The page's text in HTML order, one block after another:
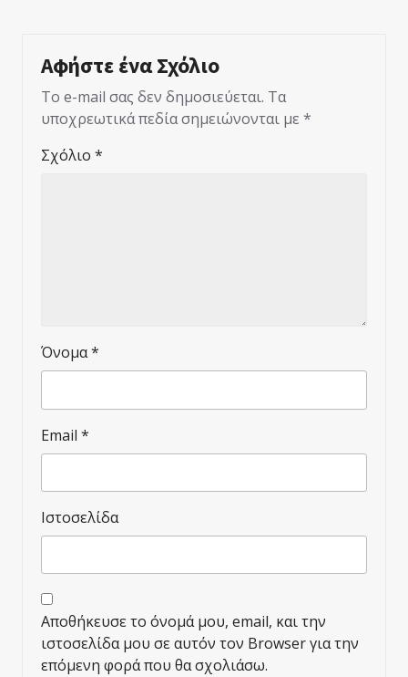
Αφήστε ένα Σχόλιο
Το e-mail σας δεν δημοσιεύεται. Τα
υποχρεωτικά πεδία σημειώνονται με *
Σχόλιο *
Όνομα*
Email *
Ιστοσελίδα
Αποθήκευσε το όνομά μου, email, και την
ιστοσελίδα μου σε αυτόν τον Browser για την
επόμενη φορά που θα σχολιάσω.